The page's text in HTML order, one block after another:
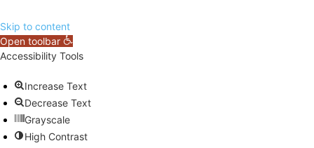
Skip to content
Open toolbar
Accessibility Tools
Increase Text
Decrease Text
Grayscale
High Contrast